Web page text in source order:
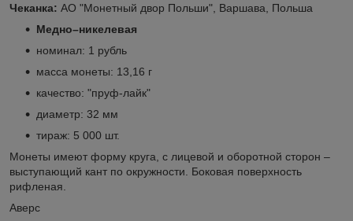
Чеканка: АО "Монетный двор Польши", Варшава, Польша
Медно–никелевая
номинал: 1 рубль
масса монеты: 13,16 г
качество: "пруф-лайк"
диаметр: 32 мм
тираж: 5 000 шт.
Монеты имеют форму круга, с лицевой и оборотной сторон –
выступающий кант по окружности. Боковая поверхность
рифленая.
Аверс